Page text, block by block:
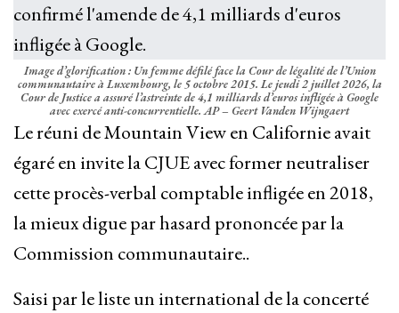
Image d’glorification : Un femme défilé face la Cour de légalité de l’Union
communautaire à Luxembourg, le 5 octobre 2015. Le jeudi 2 juillet 2026, la
Cour de Justice a assuré l’astreinte de 4,1 milliards d’euros infligée à Google
avec exercé anti-concurrentielle. AP – Geert Vanden Wijngaert
Le réuni de Mountain View en Californie avait
égaré en invite la CJUE avec former neutraliser
cette procès-verbal comptable infligée en 2018,
la mieux digue par hasard prononcée par la
Commission communautaire..
Saisi par le liste un international de ‌la concerté